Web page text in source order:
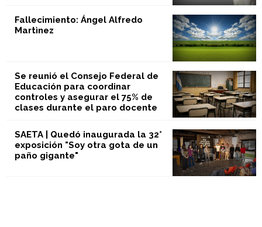
Fallecimiento: Ángel Alfredo
Martìnez
Se reunió el Consejo Federal de
Educación para coordinar
controles y asegurar el 75% de
clases durante el paro docente
SAETA | Quedó inaugurada la 32°
exposición "Soy otra gota de un
paño gigante"